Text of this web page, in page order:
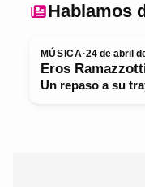
Hablamos
MÚSICA·24 de abril
Eros
Un repaso a su